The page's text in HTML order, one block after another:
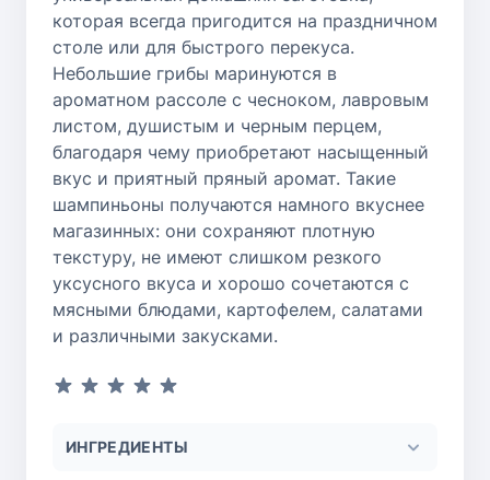
которая всегда пригодится на праздничном
столе или для быстрого перекуса.
Небольшие грибы маринуются в
ароматном рассоле с чесноком, лавровым
листом, душистым и черным перцем,
благодаря чему приобретают насыщенный
вкус и приятный пряный аромат. Такие
шампиньоны получаются намного вкуснее
магазинных: они сохраняют плотную
текстуру, не имеют слишком резкого
уксусного вкуса и хорошо сочетаются с
мясными блюдами, картофелем, салатами
и различными закусками.
ИНГРЕДИЕНТЫ